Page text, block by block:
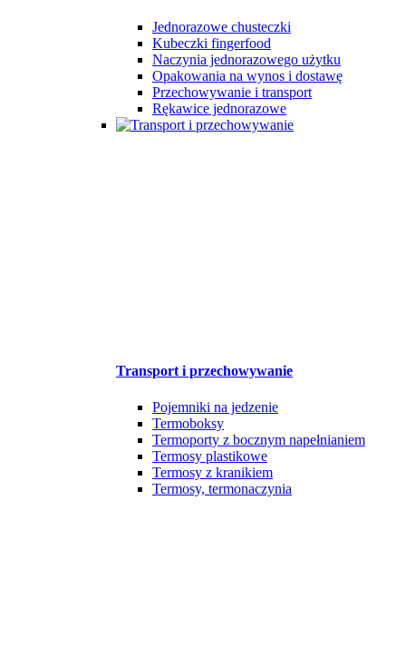
Jednorazowe chusteczki
Kubeczki fingerfood
Naczynia jednorazowego użytku
Opakowania na wynos i dostawę
Przechowywanie i transport
Rękawice jednorazowe
Transport i przechowywanie
Pojemniki na jedzenie
Termoboksy
Termoporty z bocznym napełnianiem
Termosy plastikowe
Termosy z kranikiem
Termosy, termonaczynia